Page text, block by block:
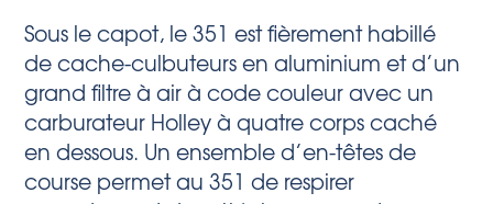
Sous le capot, le 351 est fièrement habillé
de cache-culbuteurs en aluminium et d’un
grand filtre à air à code couleur avec un
carburateur Holley à quatre corps caché
en dessous. Un ensemble d’en-têtes de
course permet au 351 de respirer